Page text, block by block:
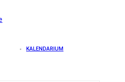
KALENDARIUM